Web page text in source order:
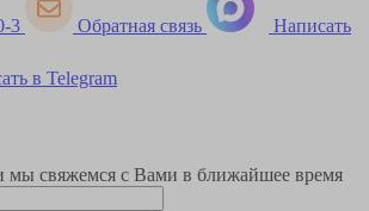
3 Обратная связь Написать
в Telegram
мы свяжемся с Вами в ближайшее время